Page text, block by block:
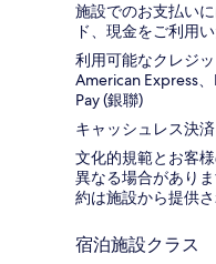
施設でのお支払い
ド、現金をご利用
利用可能なクレジ
American Express
Pay (銀聯)
キャッシュレス決
文化的規範とお客
異なる場合があり
約は施設から提供さ
宿泊施設クラス